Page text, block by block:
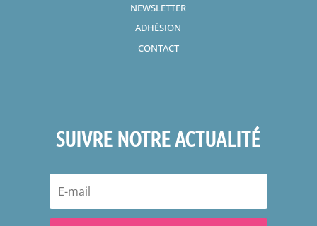
NEWSLETTER
ADHÉSION
CONTACT
SUIVRE NOTRE ACTUALITÉ